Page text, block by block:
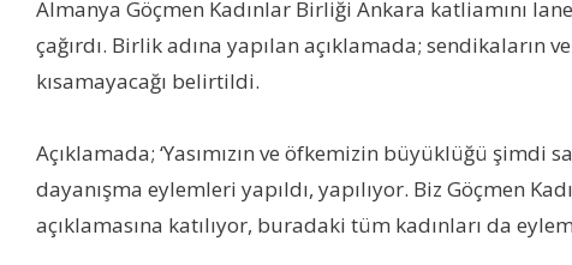
Almanya Göçmen Kadınlar Birliği Ankara katliamını
çağırdı. Birlik adına yapılan açıklamada;
kısamayacağı belirtildi.
Açıklamada; ‘Yasımızın ve öfkemizin büyüklüğü şimdi
dayanışma eylemleri yapıldı, yapılıyor. Biz Göçmen
açıklamasına katılıyor, buradaki tüm kadınları da